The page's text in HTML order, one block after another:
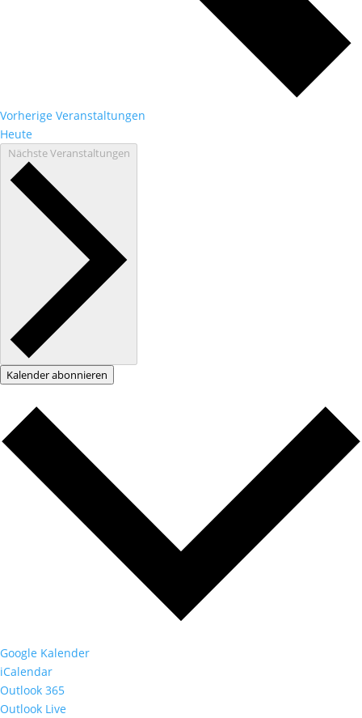
Vorherige Veranstaltungen
Heute
NächsteVeranstaltungen
Kalender abonnieren
Google Kalender
iCalendar
Outlook 365
Outlook Live